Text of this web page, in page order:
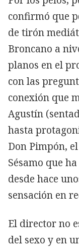
confirmó que
de tirón
Broncano a
planos en el
con las
conexión que
Agustín
hasta
Don Pimpón,
Sésamo que
desde hace
sensación en
El director no
del sexo y en